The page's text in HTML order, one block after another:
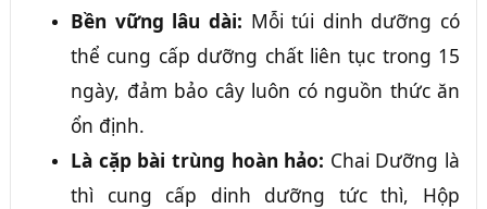
Bền vững lâu dài: Mỗi túi dinh dưỡng có
thể cung cấp dưỡng chất liên tục trong 15
ngày, đảm bảo cây luôn có nguồn thức ăn
ổn định.
Là cặp bài trùng hoàn hảo: Chai Dưỡng là
thì cung cấp dinh dưỡng tức thì, Hộp